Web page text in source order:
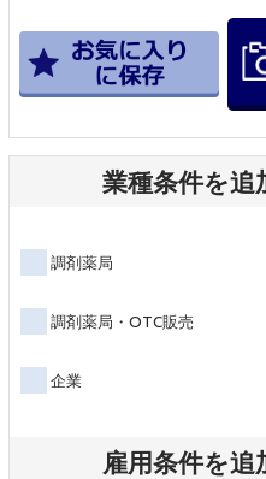
業種条件を追
調剤薬局
調剤薬局・OTC販売
企業
雇用条件を追